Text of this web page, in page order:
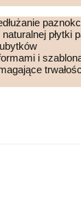
płytki
i